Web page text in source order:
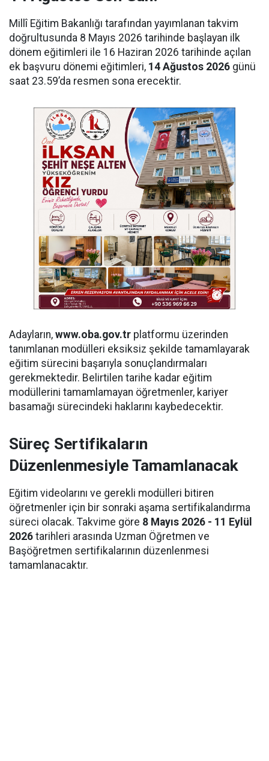
Millî Eğitim Bakanlığı tarafından yayımlanan takvim
doğrultusunda 8 Mayıs 2026 tarihinde başlayan ilk
dönem eğitimleri ile 16 Haziran 2026 tarihinde açılan
ek başvuru dönemi eğitimleri, 14 Ağustos 2026 günü
saat 23.59’da resmen sona erecektir.
Adayların, www.oba.gov.tr platformu üzerinden
tanımlanan modülleri eksiksiz şekilde tamamlayarak
eğitim sürecini başarıyla sonuçlandırmaları
gerekmektedir. Belirtilen tarihe kadar eğitim
modüllerini tamamlamayan öğretmenler, kariyer
basamağı sürecindeki haklarını kaybedecektir.
Süreç Sertifikaların
Düzenlenmesiyle Tamamlanacak
Eğitim videolarını ve gerekli modülleri bitiren
öğretmenler için bir sonraki aşama sertifikalandırma
süreci olacak. Takvime göre 8 Mayıs 2026 - 11 Eylül
2026 tarihleri arasında Uzman Öğretmen ve
Başöğretmen sertifikalarının düzenlenmesi
tamamlanacaktır.